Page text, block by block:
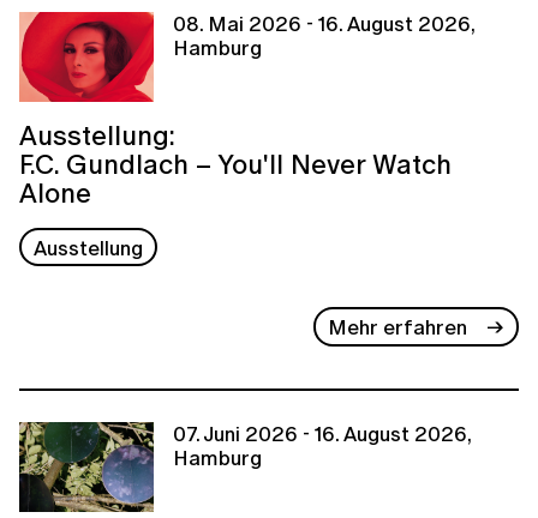
08. Mai 2026 - 16. August 2026,
Hamburg
Ausstellung:
F.C. Gundlach – You'll Never Watch
Alone
Ausstellung
Mehr erfahren
07. Juni 2026 - 16. August 2026,
Hamburg